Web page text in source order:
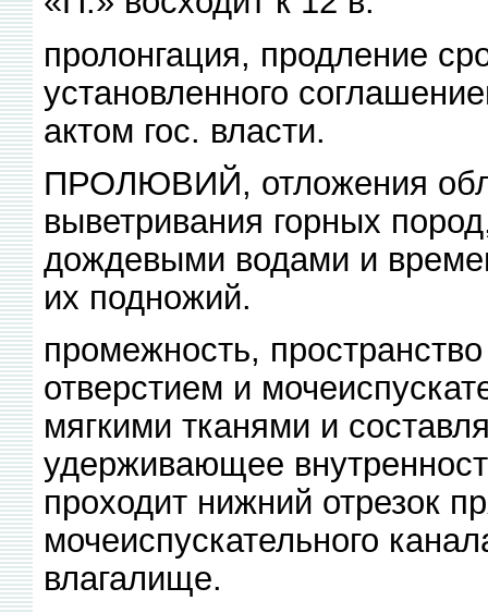
пролонгация, продление
установленного
актом гос. власти.
ПРОЛЮВИЙ, отложения
выветривания горных
дождевыми водами и
их подножий.
промежность,
отверстием и
мягкими тканями и
удерживающее
проходит нижний отрезок
мочеиспускательного
влагалище.